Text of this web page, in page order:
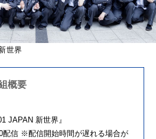
世界
概要
JAPAN 新世界』
配信 ※配信開始時間が遅れる場合が